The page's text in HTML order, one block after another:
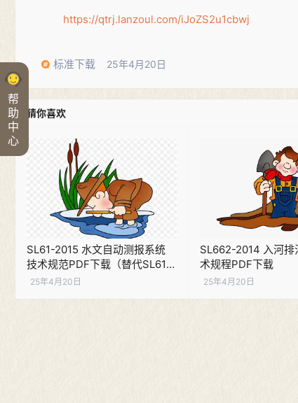
帮
助
中
心
https://qtrj.lanzoul.com/iJoZS2u1cbwj
标准下载 25年4月20日
猜你喜欢
SL61-2015 水文自动测报系统
技术规范PDF下载（替代SL61-
2003）
25年4月20日
SL662-2014 入河排
术规程PDF下载
25年4月20日